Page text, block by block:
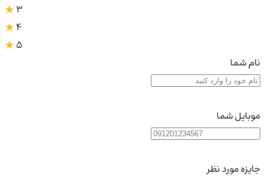
3
4
5
نام شما
موبایل شما
جایزه مورد نظر